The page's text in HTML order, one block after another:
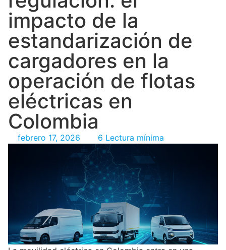
impacto de la
estandarización de
cargadores en la
operación de flotas
eléctricas en
Colombia
febrero 17, 2026 6 Lectura mínima